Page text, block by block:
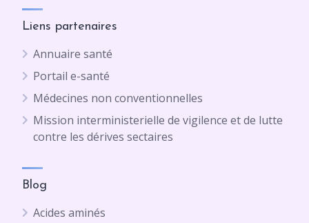
Liens partenaires
Annuaire santé
Portail e-santé
Médecines non conventionnelles
Mission interministerielle de vigilence et de lutte
contre les dérives sectaires
Blog
Acides aminés